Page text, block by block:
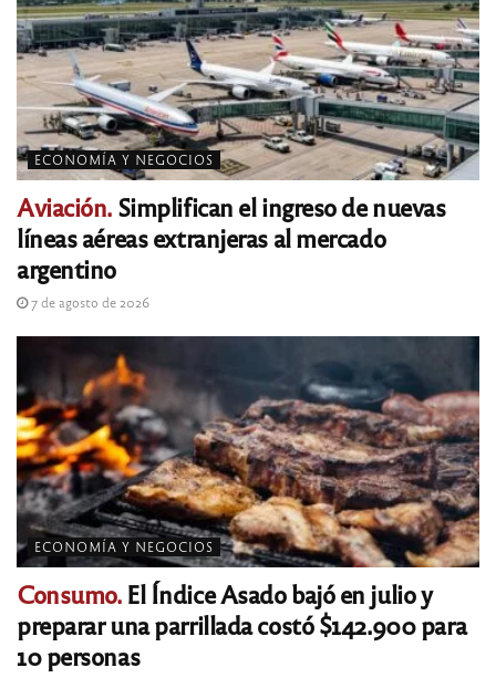
ECONOMÍA Y NEGOCIOS
Aviación. Simplifican el ingreso de nuevas
líneas aéreas extranjeras al mercado
argentino
7 de agosto de 2026
ECONOMÍA Y NEGOCIOS
Consumo.El Índice Asado bajó en julio y
preparar una parrillada costó $142.900 para
10 personas